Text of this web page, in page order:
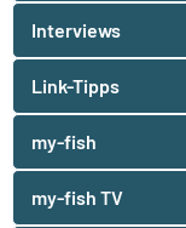
Interviews
Link-Tipps
my-fish
my-fish TV